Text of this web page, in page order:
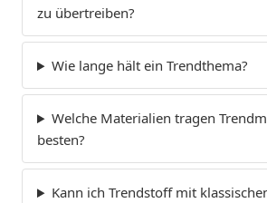
zu übertreiben?
Wie lange hält ein Trendthema?
Welche Materialien tragen
besten?
Kann ich Trendstoff mit